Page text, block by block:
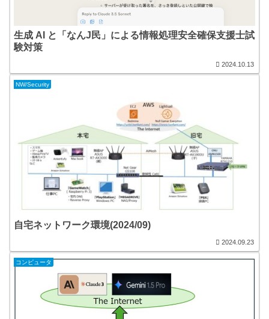
生成 AI と「なんJ民」による情報処理安全確保支援士試
験対策
2024.10.13
NW/Security
自宅ネットワーク環境(2024/09)
2024.09.23
コンピュータ